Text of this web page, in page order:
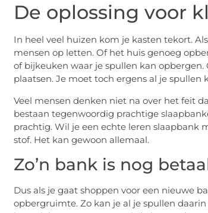
De oplossing voor
In heel veel huizen kom je kasten tekort.
mensen op letten. Of het huis genoeg
of bijkeuken waar je spullen kan
plaatsen. Je moet toch ergens al je spullen
Veel mensen denken niet na over het feit
bestaan tegenwoordig prachtige
prachtig. Wil je een echte leren slaapbank
stof. Het kan gewoon allemaal.
Zo’n bank is nog
Dus als je gaat shoppen voor een nieuwe
opbergruimte. Zo kan je al je spullen